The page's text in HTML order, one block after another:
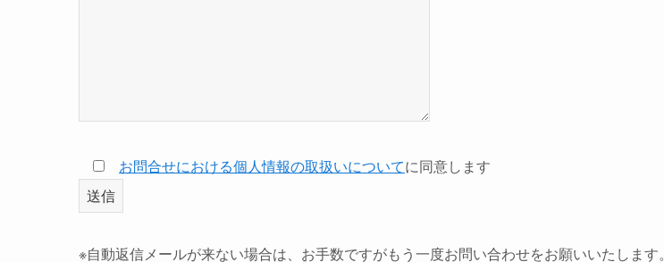
お問合せにおける個人情報の取扱いについてに同意します
※自動返信メールが来ない場合は、お手数ですがもう一度お問い合わせをお願いいたします。